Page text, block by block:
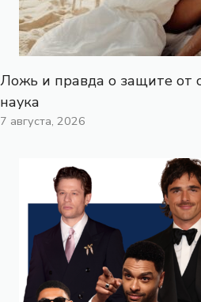
Ложь и правда о защите от
наука
7 августа, 2026